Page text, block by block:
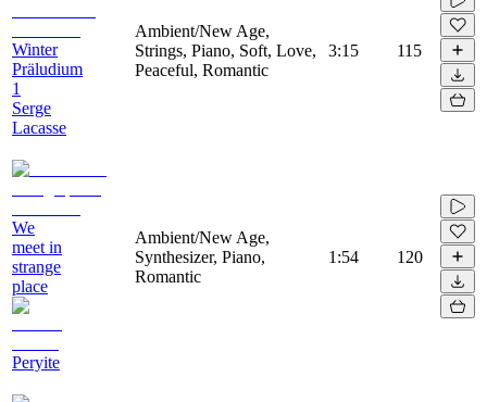
Winter
Präludium
1
Serge
Lacasse
Ambient/New Age,
Strings, Piano, Soft, Love,
Peaceful, Romantic
3:15 115
We
meet in
strange
place
Peryite
Ambient/New Age,
Synthesizer, Piano,
Romantic
1:54 120